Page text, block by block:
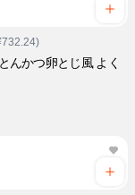
んかつ卵とじ風 よく